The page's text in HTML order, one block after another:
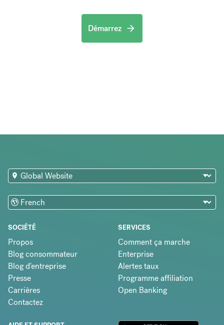
Démarrez
SOCIÉTÉ
Propos
Blog consommateur
Blog d'entreprise
Presse
Carrières
Contactez
SERVICES
Comment ça marche
Enterprise
Alertes taux
Programme affiliation
Open Banking